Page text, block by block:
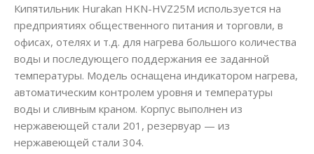
Кипятильник Hurakan HKN-HVZ25M используется на
предприятиях общественного питания и торговли, в
офисах, отелях и т.д. для нагрева большого количества
воды и последующего поддержания ее заданной
температуры. Модель оснащена индикатором нагрева,
автоматическим контролем уровня и температуры
воды и сливным краном. Корпус выполнен из
нержавеющей стали 201, резервуар — из
нержавеющей стали 304.